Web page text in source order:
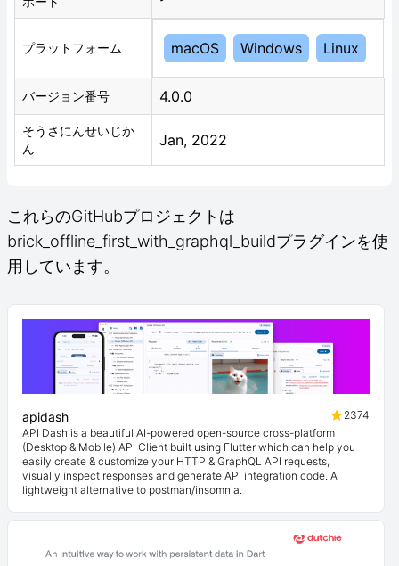
プラットフォーム macOS Windows Linux
バージョン番号 4.0.0
そうさにんせいじか
ん
Jan, 2022
これらのGitHubプロジェクトは
brick_offline_first_with_graphql_buildプラグインを使
用しています。
apidash
2374
API Dash is a beautiful AI-powered open-source cross-platform
(Desktop & Mobile) API Client built using Flutter which can help you
easily create & customize your HTTP & GraphQL API requests,
visually inspect responses and generate API integration code. A
lightweight alternative to postman/insomnia.